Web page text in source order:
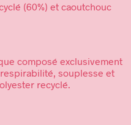
(60%) et caoutchouc
composé exclusivement
souplesse et
recyclé.